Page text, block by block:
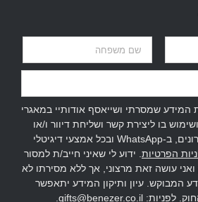
שמסרתי ושייאסף אודותיי במאגרי
בו ליצירת קשר ושליחת דיוור ו/או
מידע בדוא"ל, במסרונים, ב-WhatsApp ובכל אמצעי דיגיטלי
הפרטיות . ידוע לי שאיני חייב/ת למסור
עושה זאת מרצוני, אך ללא מסירתו לא
המבוקש. עיון ותיקון המידע יתאפשר
לפניות: gifts@benezer.co.il